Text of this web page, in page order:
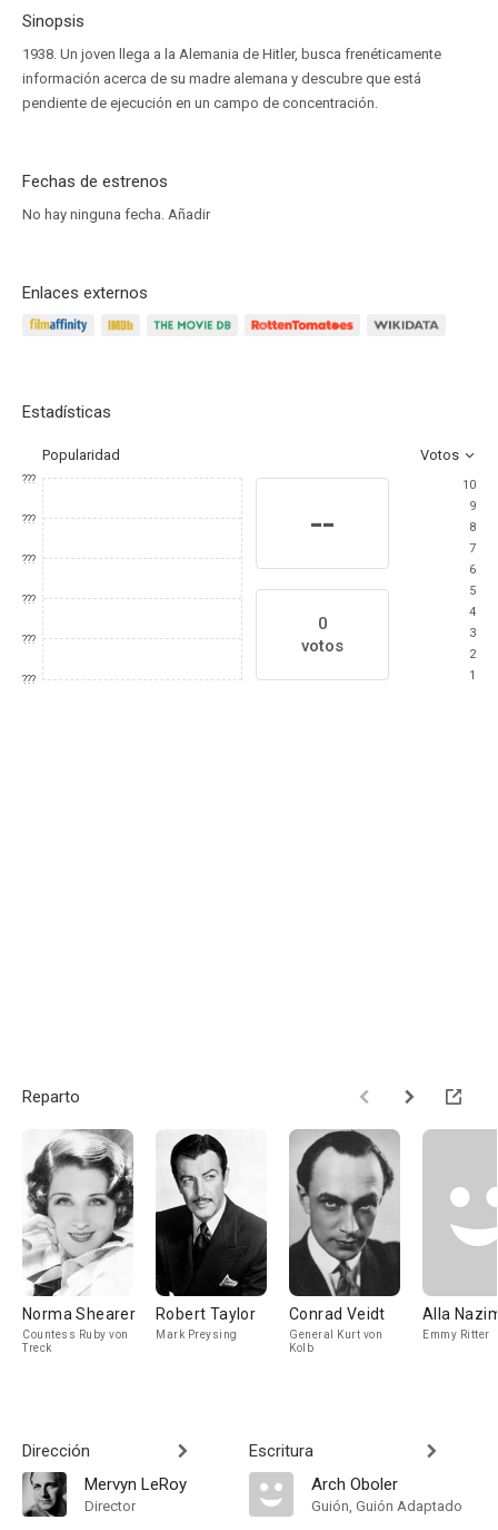
Sinopsis
1938. Un joven llega a la Alemania de Hitler, busca frenéticamente
información acerca de su madre alemana y descubre que está
pendiente de ejecución en un campo de concentración.
Fechas de estrenos
No hay ninguna fecha. Añadir
Enlaces externos
Estadísticas
Popularidad Votos
???
???
???
???
???
???
--
0
votos
10
9
8
7
6
5
4
3
2
1
Reparto
Norma Shearer
Countess Ruby von
Treck
Robert Taylor
Mark Preysing
Conrad Veidt
General Kurt von
Kolb
Alla
Emmy Ritter
Dirección
Mervyn LeRoy
Director
Escritura
Arch Oboler
Guión, Guión Adaptado